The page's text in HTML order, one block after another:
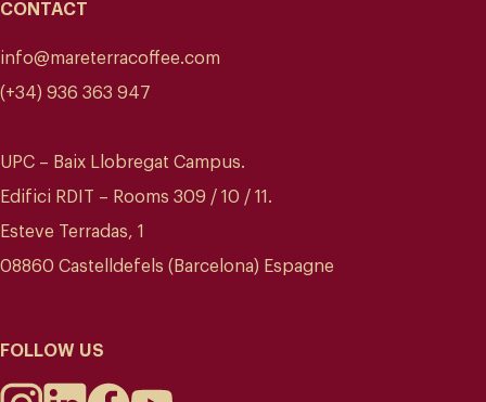
CONTACT
info@mareterracoffee.com
(+34) 936 363 947
UPC – Baix Llobregat Campus.
Edifici RDIT – Rooms 309 / 10 / 11.
Esteve Terradas, 1
08860 Castelldefels (Barcelona) Espagne
FOLLOW US